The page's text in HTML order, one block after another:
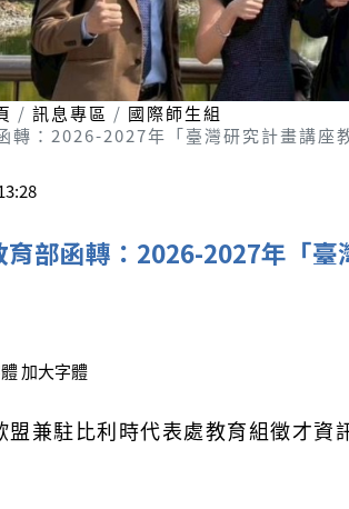
訊息專區
國際師生組
轉：2026-2027年「臺灣研究計畫講座
育部函轉：2026-2027年「
加大字體
盟兼駐比利時代表處教育組徵才資